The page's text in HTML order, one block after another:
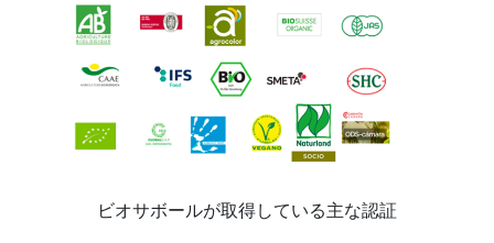
ビオサボールが取得している主な認証